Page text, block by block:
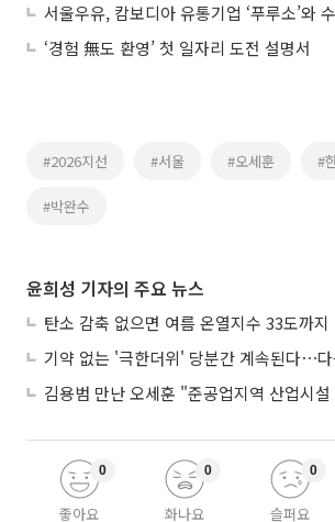
‘경험 無도 환영’ 첫 일자리 도전 설명서
#2026지선 #서울 #오세훈 #
#박완수
윤희성 기자의 주요 뉴스
좋아요
0
화나요
0
슬퍼요
0